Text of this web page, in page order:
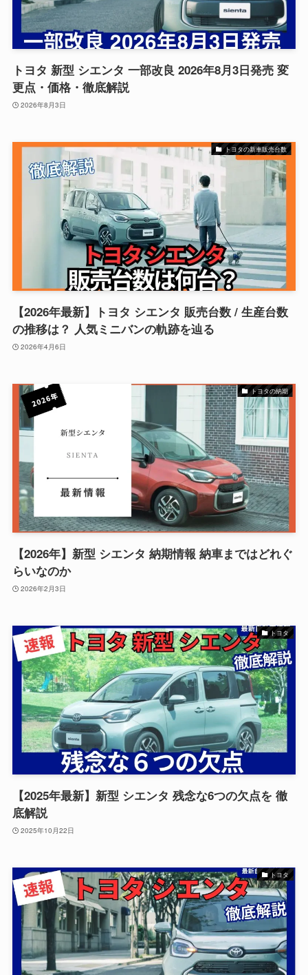
トヨタ 新型 シエンタ 一部改良 2026年8月3日発売 変
更点・価格・徹底解説
2026年8月3日
トヨタの新車販売台数
【2026年最新】トヨタ シエンタ 販売台数 / 生産台数
の推移は？ 人気ミニバンの軌跡を辿る
2026年4月6日
トヨタの納期
【2026年】新型 シエンタ 納期情報 納車まではどれぐ
らいなのか
2026年2月3日
トヨタ
【2025年最新】新型 シエンタ 残念な6つの欠点を 徹
底解説
2025年10月22日
トヨタ